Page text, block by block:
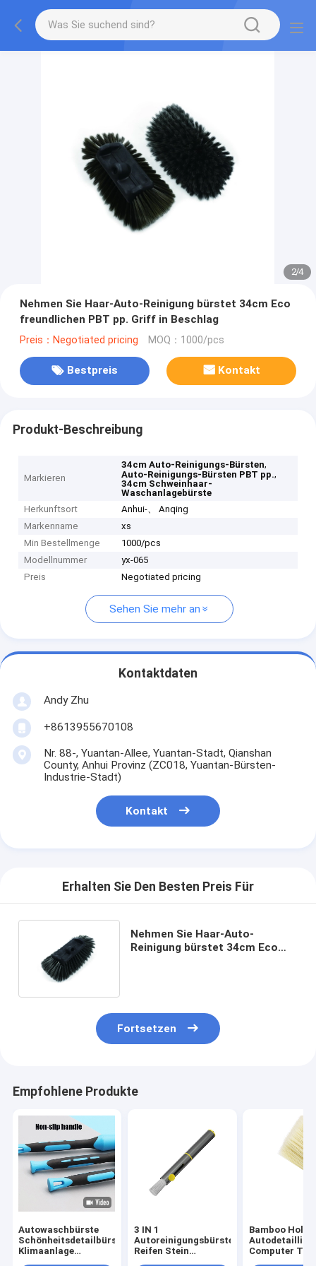
2/4
Nehmen Sie Haar-Auto-Reinigung bürstet 34cm Eco
freundlichen PBT pp. Griff in Beschlag
Preis：Negotiated pricing MOQ：1000/pcs
Bestpreis Kontakt
Produkt-Beschreibung
Markieren
34cm Auto-Reinigungs-Bürsten,
Auto-Reinigungs-Bürsten PBT pp.,
34cm Schweinhaar-
Waschanlagebürste
Herkunftsort
Anhui-、 Anqing
Markenname
xs
Min Bestellmenge
1000/pcs
Modellnummer
yx-065
Preis
Negotiated pricing
Sehen Sie mehr an
Kontaktdaten
Andy Zhu
+8613955670108
Nr. 88-, Yuantan-Allee, Yuantan-Stadt, Qianshan
County, Anhui Provinz (ZC018, Yuantan-Bürsten-
Industrie-Stadt)
Kontakt
Erhalten Sie Den Besten Preis Für
Nehmen Sie Haar-Auto-
Reinigung bürstet 34cm Eco
Fortsetzen
Empfohlene Produkte
Autowaschbürste
Schönheitsdetailbürste
Klimaanlage
3 IN 1
Autoreinigungsbürste
Reifen Stein
Bamboo Holz
Computer